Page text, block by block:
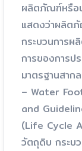
ผลิตภัณฑ์หรือ
แสดงว่าผลิต
กระบวนการผ
การของการป
มาตรฐานสา
– Water
and
(Life Cycle
วัตถุดิบ กระบ